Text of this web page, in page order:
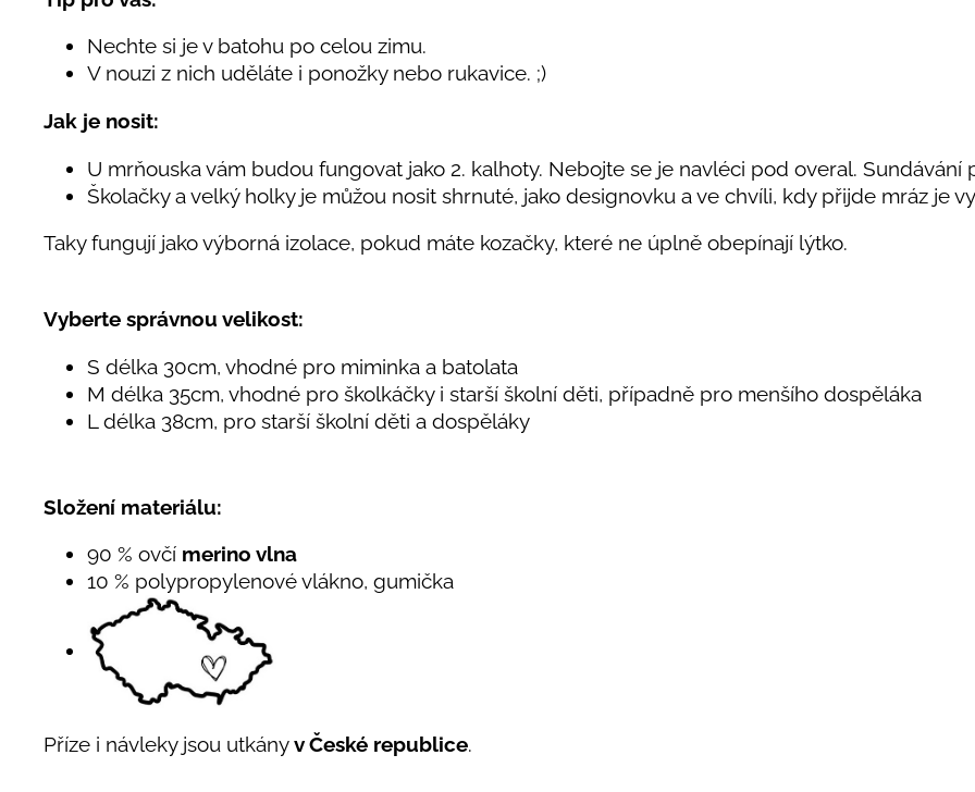
Nechte si je v batohu po celou zimu.
V nouzi z nich uděláte i ponožky nebo rukavice. ;)
Jak je nosit:
U mrňouska vám budou fungovat jako 2. kalhoty. Nebojte se je navléci pod overal. Sundávání
Školačky a velký holky je můžou nosit shrnuté, jako designovku a ve chvíli, kdy přijde mráz je
Taky fungují jako výborná izolace, pokud máte kozačky, které ne úplně obepínají lýtko.
Vyberte správnou velikost:
S délka 30cm, vhodné pro miminka a batolata
M délka 35cm, vhodné pro školkáčky i starší školní děti, případně pro menšího dospěláka
L délka 38cm, pro starší školní děti a dospěláky
Složení materiálu:
90 % ovčí merino vlna
10 % polypropylenové vlákno, gumička
Příze i návleky jsou utkányv České republice.